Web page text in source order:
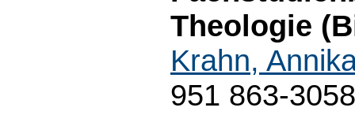
Theologie
Krahn,
951 863-3058